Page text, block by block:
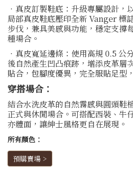
．真皮訂製鞋底：升級專屬設計，
局部真皮鞋底壓印全新 Vanger 標
步伐，兼具美感與功能，穩定支撐
種場合。
．真皮寬延邊條：使用高規 0.5 公
後自然產生凹凸痕跡，增添皮革層
貼合，包腳度優異，完全服貼足型
穿搭場合：
結合水洗皮革的自然霧感與圓頭鞋
正式與休閒場合。可搭配西裝、牛
亦體面，讓紳士風格更自在展現。
所有顏色：
預購賣場 >